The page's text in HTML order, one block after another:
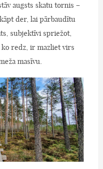
augsts skatu tornis –
der, lai pārbaudītu
subjektīvi spriežot,
ko redz, ir mazliet virs
masīvu.